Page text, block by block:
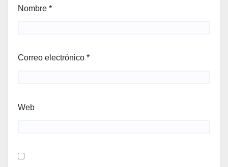
Nombre *
Correo electrónico *
Web